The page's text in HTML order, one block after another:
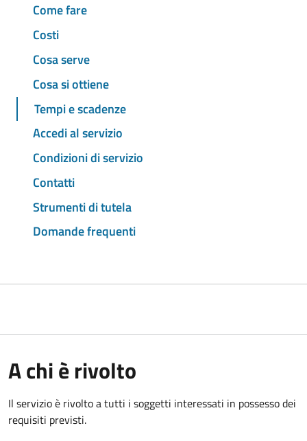
Come fare
Costi
Cosa serve
Cosa si ottiene
Tempi e scadenze
Accedi al servizio
Condizioni di servizio
Contatti
Strumenti di tutela
Domande frequenti
A chi è rivolto
Il servizio è rivolto a tutti i soggetti interessati in possesso dei
requisiti previsti.